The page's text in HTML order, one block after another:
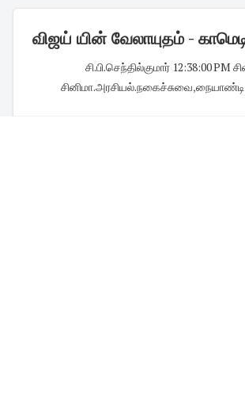
விஜய் யின் வேலாயுதம் -
சி.பி.செந்தில்குமார் 12:38:00 PM
சினிமா.அரசியல்.நகைச்சுவை,நையாண்டி